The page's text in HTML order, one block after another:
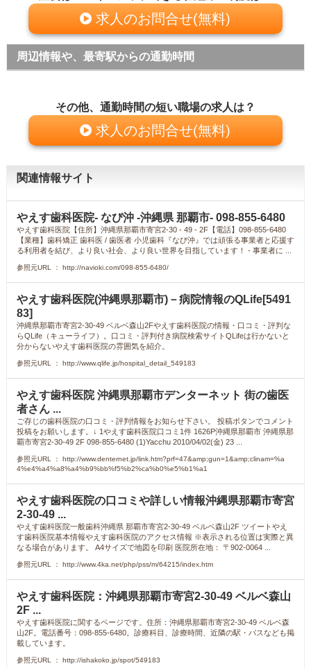
求人のお問合せ(無料)
周辺情報や、最寄駅からの通勤時間
その他、通勤時間の短い職場の求人は？
求人のお問合せ(無料)
関連情報サイト
やえす歯科医院- なび沖 -沖縄県 那覇市- 098-855-6480
やえす歯科医院【住所】沖縄県那覇市寄宮2-30 - 49 - 2F【電話】098-855-6480
【業種】歯科矯正 歯科医 / 歯医者 小児歯科『なび沖』では頑張る事業者と応援す
る利用者を結び、より良い社会、より良い世界を目指しています！ - 事業者に ...
参照元URL ： http://navioki.com/098-855-6480/
やえす歯科医院(沖縄県那覇市)－病院情報のQLife[5491
83]
沖縄県那覇市寄宮2-30-49 ベルベ森山2Fやえす歯科医院の情報・口コミ・評判な
らQLife（キューライフ）。口コミ・評判付き病院検索サイトQLifeは行かないと
分からないやえす歯科医院の雰囲気を紹介。
参照元URL ： http://www.qlife.jp/hospital_detail_549183
やえす歯科医院 沖縄県那覇市デンターネット 街の歯医
者さん ...
ご存じの歯科医院の口コミ・評判情報をお知らせ下さい。 投稿ボタンでコメント
投稿をお願いします。↓ 1やえす歯科医院口コミ1件 1626P沖縄県那覇市 沖縄県那
覇市寄宮2-30-49 2F 098-855-6480 (1)Yacchu 2010/04/02(金) 23 ...
参照元URL ： http://www.denternet.jp/link.htm?prf=47&amp;gun=1&amp;clinam=%a
4%e4%a4%a8%a4%b9%bb%f5%b2%ca%b0%e5%b1%a1
やえす歯科医院の口コミや詳しい情報沖縄県那覇市寄宮
2-30-49 ...
やえす歯科医院一般歯科沖縄県 那覇市寄宮2-30-49 ベルベ森山2F ツイートやえ
す歯科医院基本情報やえす歯科医院のアクセス情報 ※表示される位置は実際と異
なる場合があります。 A4サイズで地図を印刷 医院所在地： 〒902-0064 ...
参照元URL ： http://www.4ka.net/php/pss/m/64215/index.htm
やえす歯科医院：沖縄県那覇市寄宮2-30-49 ベルベ森山
2F ...
やえす歯科医院に関するページです。住所：沖縄県那覇市寄宮2-30-49 ベルベ森
山2F。電話番号：098-855-6480。診療科目、診療時間、近隣の駅・バスなども掲
載しています。
参照元URL ： http://ishakoko.jp/spot/549183